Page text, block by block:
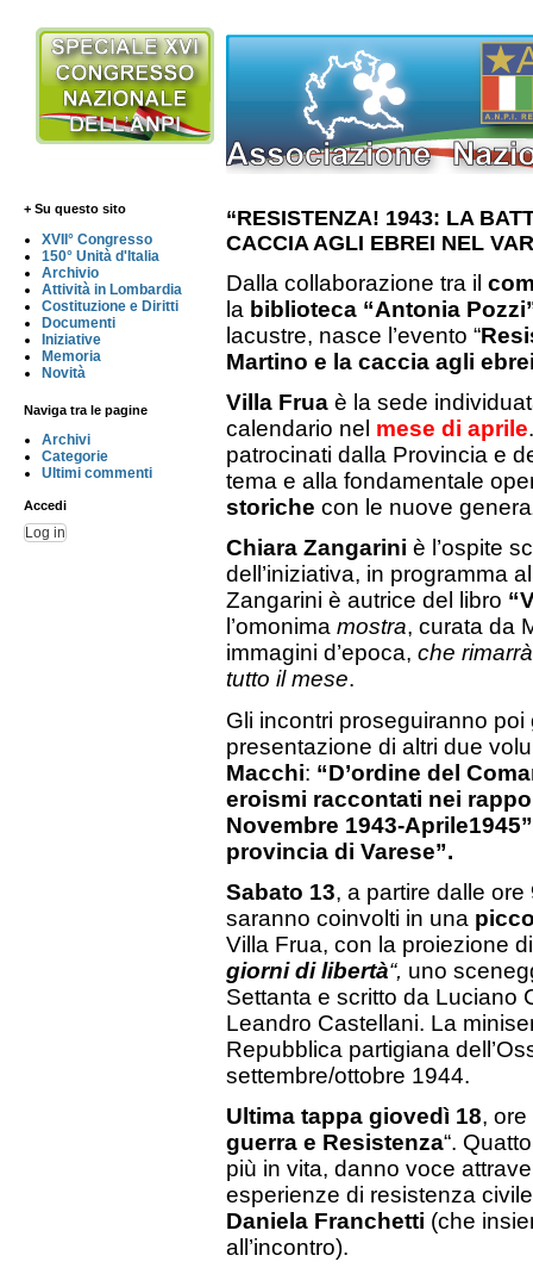
+ Su questo sito
XVII° Congresso
150° Unità d'Italia
Archivio
Attività in Lombardia
Costituzione e Diritti
Documenti
Iniziative
Memoria
Novità
Naviga tra le pagine
Archivi
Categorie
Ultimi commenti
Accedi
Log in
“RESISTENZA! 1943: LA
CACCIA AGLI EBREI NEL
Dalla collaborazione tra il
la biblioteca “Antonia
lacustre, nasce l’evento “
Martino e la caccia agli
Villa Frua è la sede
calendario nel mese di aprile
patrocinati dalla Provincia e
tema e alla fondamentale
storiche con le nuove
Chiara Zangarini è l’ospite
dell’iniziativa, in programma
Zangarini è autrice del libro
l’omonima mostra, curata da
immagini d’epoca, che
tutto il mese.
Gli incontri proseguiranno poi
presentazione di altri due
Macchi: “D’ordine del
eroismi raccontati nei
Novembre 1943-
provincia di Varese”.
Sabato 13, a partire dalle
saranno coinvolti in una
Villa Frua, con la proiezione
giorni di libertà“, uno
Settanta e scritto da Luciano
Leandro Castellani. La
Repubblica partigiana
settembre/ottobre 1944.
Ultima tappa giovedì 18, ore
guerra e Resistenza“.
più in vita, danno voce
esperienze di resistenza
Daniela Franchetti (che
all’incontro).